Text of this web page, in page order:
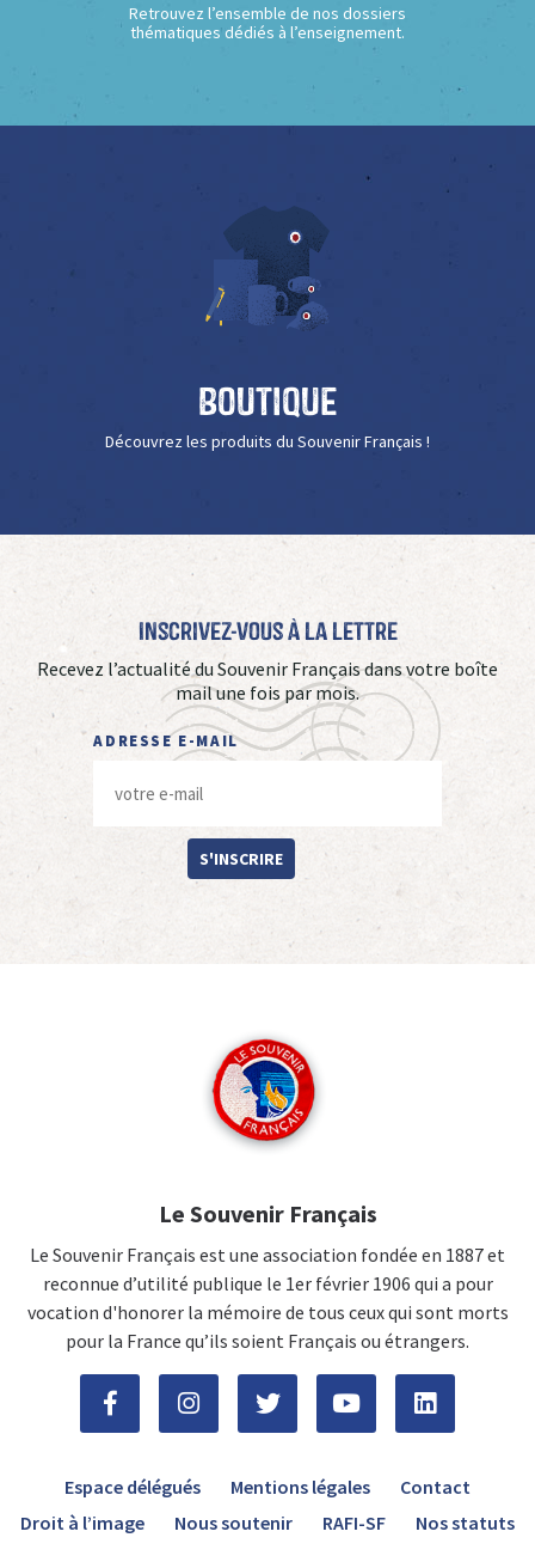
Retrouvez l’ensemble de nos dossiers
thématiques dédiés à l’enseignement.
Boutique
Découvrez les produits du Souvenir Français !
Inscrivez-vous à La Lettre
Recevez l’actualité du Souvenir Français dans votre boîte
mail une fois par mois.
ADRESSE E-MAIL
S'INSCRIRE
Le Souvenir Français
Le Souvenir Français est une association fondée en 1887 et
reconnue d’utilité publique le 1er février 1906 qui a pour
vocation d'honorer la mémoire de tous ceux qui sont morts
pour la France qu’ils soient Français ou étrangers.
Espace délégués Mentions légales
Contact
Droit à l’image
Nous soutenir RAFI-SF Nos statuts